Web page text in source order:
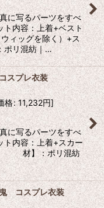
に写るパーツをすべ
内容：上着+ベスト
ィッグを除く）+ス
リ混紡｜…
スプレ衣装
格: 11,232円]
に写るパーツをすべ
内容：上着+スカー
材】：ポリ混紡
鬼 コスプレ衣装